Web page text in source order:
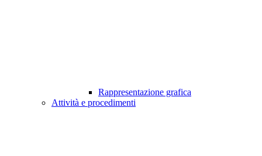
Rappresentazione grafica
Attività e procedimenti